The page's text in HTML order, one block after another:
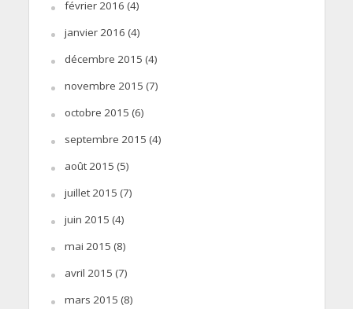
février 2016 (4)
janvier 2016 (4)
décembre 2015 (4)
novembre 2015 (7)
octobre 2015 (6)
septembre 2015 (4)
août 2015 (5)
juillet 2015 (7)
juin 2015 (4)
mai 2015 (8)
avril 2015 (7)
mars 2015 (8)